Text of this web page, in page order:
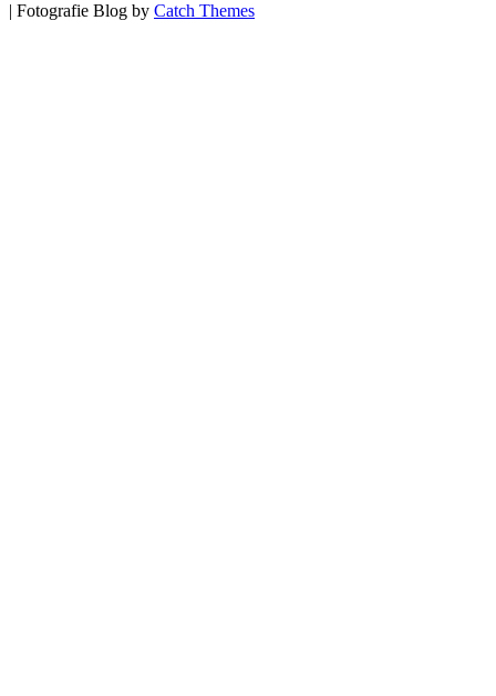
| Fotografie Blog by Catch Themes